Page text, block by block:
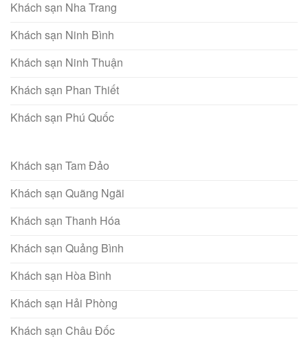
Khách sạn Nha Trang
Khách sạn Ninh Bình
Khách sạn Ninh Thuận
Khách sạn Phan Thiết
Khách sạn Phú Quốc
Khách sạn Tam Đảo
Khách sạn Quãng Ngãi
Khách sạn Thanh Hóa
Khách sạn Quảng Bình
Khách sạn Hòa Bình
Khách sạn Hải Phòng
Khách sạn Châu Đốc